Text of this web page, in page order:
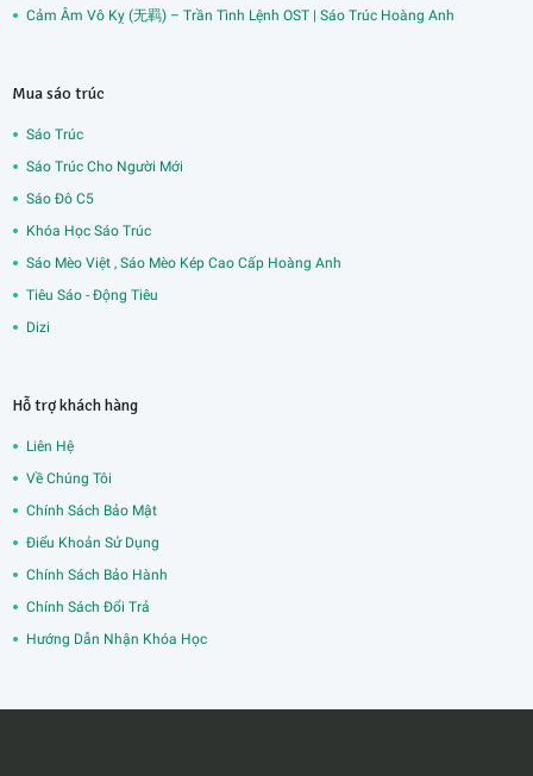
Cảm Âm Vô Kỵ (无羁) – Trần Tình Lệnh OST | Sáo Trúc Hoàng Anh
Mua sáo trúc
Sáo Trúc
Sáo Trúc Cho Người Mới
Sáo Đô C5
Khóa Học Sáo Trúc
Sáo Mèo Việt , Sáo Mèo Kép Cao Cấp Hoàng Anh
Tiêu Sáo - Động Tiêu
Dizi
Hỗ trợ khách hàng
Liên Hệ
Về Chúng Tôi
Chính Sách Bảo Mật
Điểu Khoản Sử Dụng
Chính Sách Bảo Hành
Chính Sách Đổi Trả
Hướng Dẫn Nhận Khóa Học